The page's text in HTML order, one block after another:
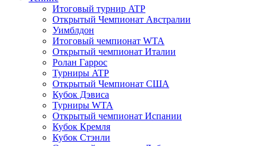
Итоговый турнир ATP
Открытый Чемпионат Австралии
Уимблдон
Итоговый чемпионат WTA
Открытый чемпионат Италии
Ролан Гаррос
Турниры ATP
Открытый Чемпионат США
Кубок Дэвиса
Турниры WTA
Открытый чемпионат Испании
Кубок Кремля
Кубок Стэнли